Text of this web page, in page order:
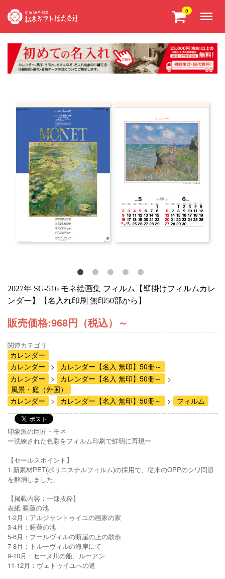
0
2027年 SG-516 モネ絵画集 フィルム【壁掛けフィルムカレ
ンダー】【名入れ印刷 無印50部から】
販売価格:968円（税込） ～
関連カテゴリ
カレンダー
カレンダー
カレンダー【名入 無印】50冊～
カレンダー
カレンダー【名入 無印】50冊～
風景・庭（外国）
カレンダー
カレンダー【名入 無印】50冊～ フィルム
印象派の巨匠・モネ
ー洗練された色彩をフィルム印刷で鮮明に再現ー
【セールスポイント】
1.新素材PET(ポリエステルフィルム)の採用で、従来のOPPのシワ問題
を解消しました。
【掲載内容：一部抜粋】
表紙 睡蓮の池
1-2月：アルジャントゥイユの画家の家
3-4月：睡蓮の池
5-6月：プールヴィルの断崖の上の散歩
7-8月：トルーヴィルの海岸にて
9-10月：セーヌ川の船、ルーアン
11-12月：ヴェトゥイユへの道